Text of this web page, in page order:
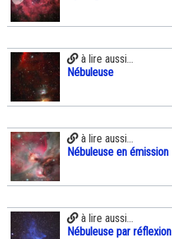
à lire aussi...
Nébuleuse
à lire aussi...
Nébuleuse en émission
à lire aussi...
Nébuleuse par réflexion